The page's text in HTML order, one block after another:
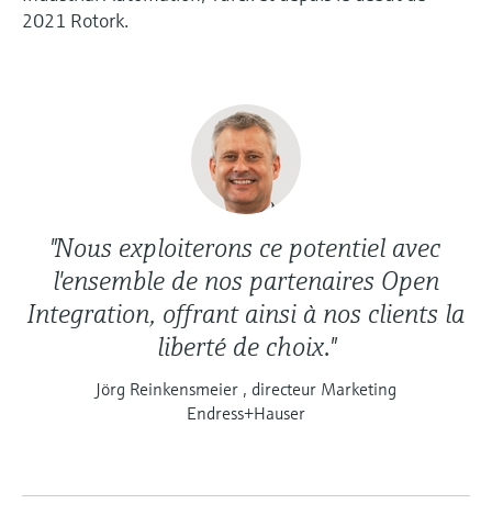
2021 Rotork.
"Nous exploiterons ce potentiel avec
l'ensemble de nos partenaires Open
Integration, offrant ainsi à nos clients la
liberté de choix."
Jörg Reinkensmeier , directeur Marketing
Endress+Hauser